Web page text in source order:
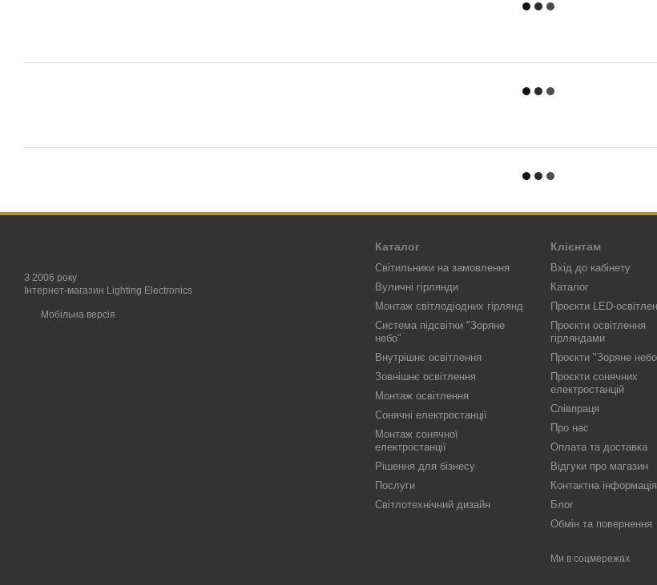
З 2006 року
Інтернет-магазин Lighting Electronics
Мобільна версія
Каталог
Світильники на замовлення
Вуличні гірлянди
Монтаж світлодіодних гірлянд
Система підсвітки "Зоряне
небо"
Внутрішнє освітлення
Зовнішнє освітлення
Монтаж освітлення
Сонячні електростанції
Монтаж сонячної
електростанції
Рішення для бізнесу
Послуги
Світлотехнічний дизайн
Клієнтам
Вхід до кабінету
Каталог
Проєкти LED-
Проєкти освітлення
гірляндами
Проєкти "Зоряне
Проєкти сонячних
електростанцій
Співпраця
Про нас
Оплата та доставка
Відгуки про магазин
Контактна інформація
Блог
Обмін та повернення
Ми в соцмережах